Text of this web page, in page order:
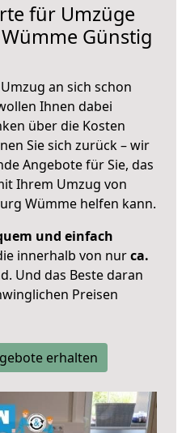
für Umzüge
Günstig
an sich schon
Ihnen dabei
über die Kosten
Sie sich zurück – wir
Angebote für Sie, das
Ihrem Umzug von
Wümme helfen kann.
und einfach
innerhalb von nurca.
Und das Beste daran
Preisen
erhalten